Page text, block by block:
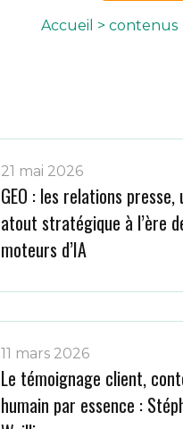
Accueil >contenus
21 mai 2026
GEO : les relations presse,
atout stratégique à l’ère
moteurs d’IA
11 mars 2026
Le témoignage client,
humain par essence :